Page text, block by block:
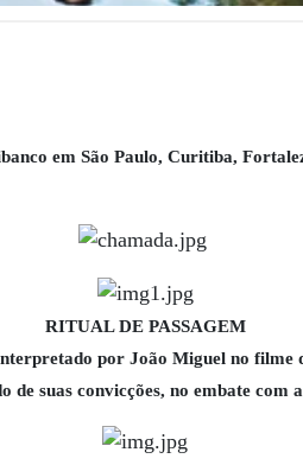
em São Paulo, Curitiba,
RITUAL DE PASSAGEM
por João Miguel no filme
de suas convicções, no embate com